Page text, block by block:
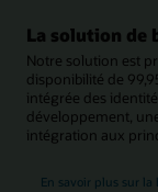
La solution de
Notre solution est
disponibilité de
intégrée des
développement,
intégration aux
En savoir plus sur la